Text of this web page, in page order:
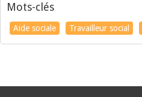
Mots-clés
Aide sociale Travailleur social